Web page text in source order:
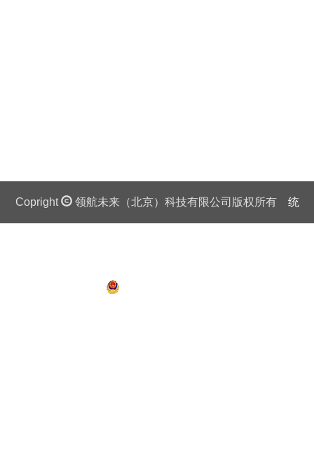
Copright 领航未来（北京）科技有限公司版权所有 统